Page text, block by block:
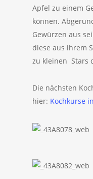
Apfel zu einem
können.
Gewürzen aus
diese aus ihrem
zu kleinen Stars
Die nächsten
hier: Kochkurse